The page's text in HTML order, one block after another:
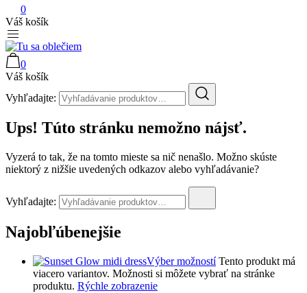
0
Váš košík
Tu sa oblečiem
0
Váš košík
Vyhľadajte:
Ups! Túto stránku nemožno nájsť.
Vyzerá to tak, že na tomto mieste sa nič nenašlo. Možno skúste
niektorý z nižšie uvedených odkazov alebo vyhľadávanie?
Vyhľadajte:
Najobľúbenejšie
Výber možností Tento produkt má
viacero variantov. Možnosti si môžete vybrať na stránke
produktu. Rýchle zobrazenie